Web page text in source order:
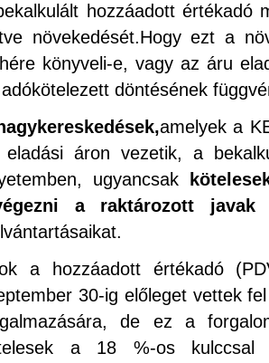
hozzáadott értékadó
növekedését.Hogy ezt a
könyveli-e, vagy az áru
döntésének
amelyek a
áron vezetik, a
ugyancsak
a raktározott
a hozzáadott értékadó
30-ig előleget vettek
de ez a
a 18 %-os kulccsal